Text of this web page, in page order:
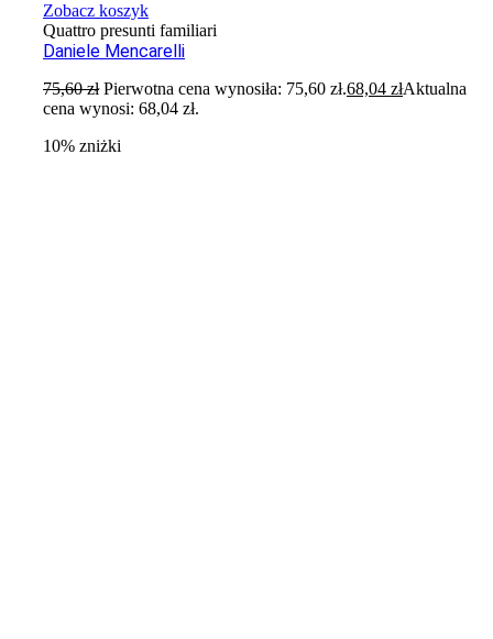
Zobacz koszyk
Quattro presunti familiari
Daniele Mencarelli
75,60zł Pierwotna cena wynosiła: 75,60 zł.68,04złAktualna
cena wynosi: 68,04 zł.
10% zniżki